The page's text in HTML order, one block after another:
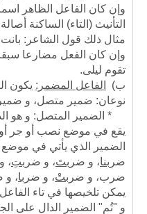
وإن كان الفاعل الظاهر
التأنيث (التاء) الساكنة
مثال ذلك قول الشاعر:
وإن كان الفعل مضارعا
تقوم ليلى.
ب‌)
الفاعل المضمر: يكون
نوعان: ضمير متصل، و
* الضمير المتصل: و هو
يقع في موضع نصب أو جر أو
الضمير الذي يأتي في
ضربنا، و ضربتَ، و ضربتِ،
ضرب، و ضربتْ، و ضربا، و
يمكن تلخيصها في تاء
و "تُم" الضمير الدال على